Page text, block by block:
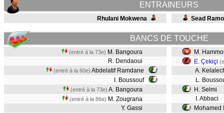
ENTRAINEURS
Rhulani Mokwena Sead
BANCS DE TOUCHE
(entré à la 73e) M. Bangoura
R. Dendaoui
(entré à la 60e) Abdelatif Ramdane
I. Boussouf
(entré à la 73e) A. Bangoura
(entré à la 86e) M. Zougrana
Y. Gassi
M.
E. Çekiçi
A.
L.
H. Selmi
I. Abbaci
Mohamed